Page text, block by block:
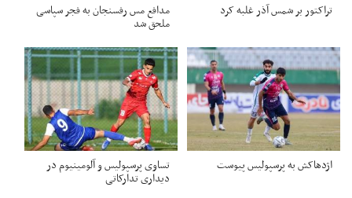
تراکتور بر شمس آذر غلبه کرد مدافع مس رفسنجان به فجر سپاسی
ملحق شد
اژدهاکش به پرسپولیس پیوست تساوی پرسپولیس و آلومینیوم در
دیداری تدارکاتی